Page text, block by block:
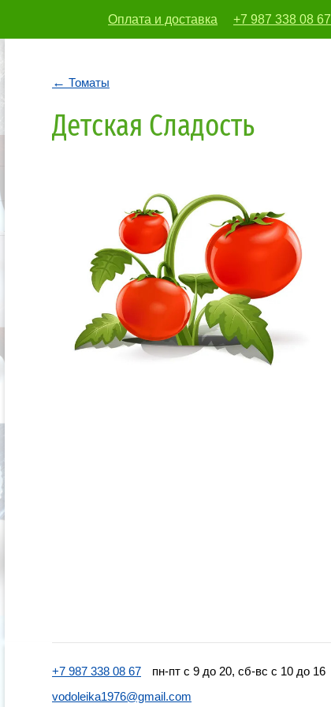
Оплата и доставка +7 987 338 08 67
Томаты
Детская Сладость
+7 987 338 08 67
пн-пт с 9 до 20, сб-вс с 10 до 16
vodoleika1976@gmail.com